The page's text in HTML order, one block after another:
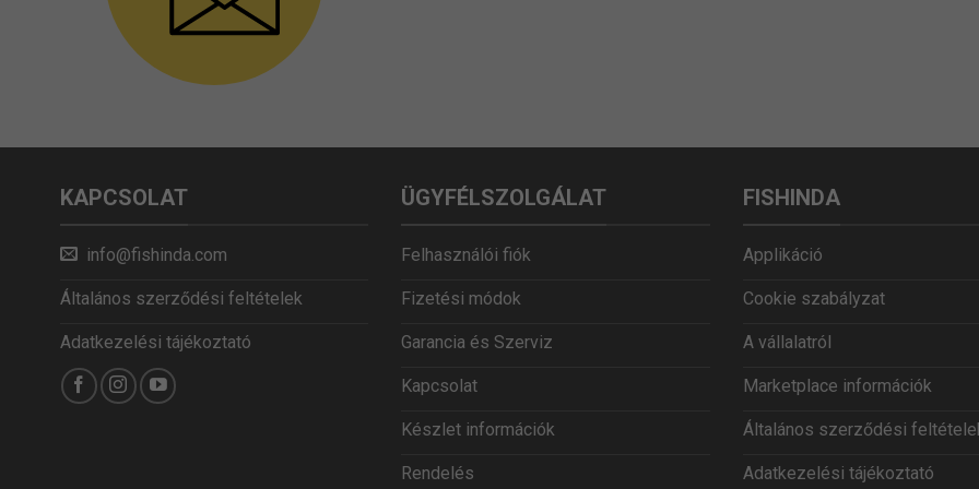
KAPCSOLAT
info@fishinda.com
Általános szerződési feltételek
Adatkezelési tájékoztató
ÜGYFÉLSZOLGÁLAT
Felhasználói fiók
Fizetési módok
Garancia és Szerviz
Kapcsolat
Készlet információk
Rendelés
FISHINDA
Applikáció
Cookie szabályzat
A vállalatról
Marketplace információk
Általános szerződési
Adatkezelési tájékoztató